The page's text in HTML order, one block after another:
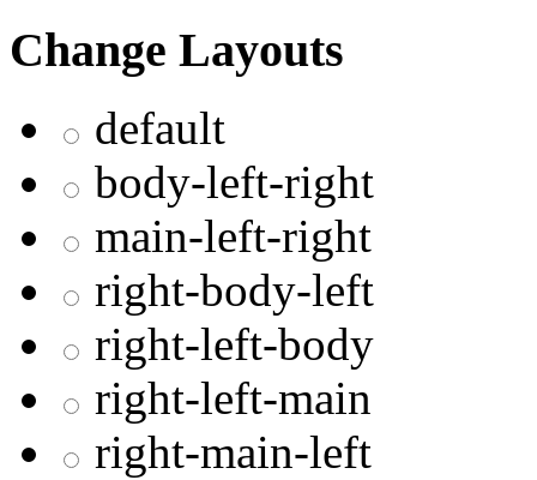
Change Layouts
default
body-left-right
main-left-right
right-body-left
right-left-body
right-left-main
right-main-left